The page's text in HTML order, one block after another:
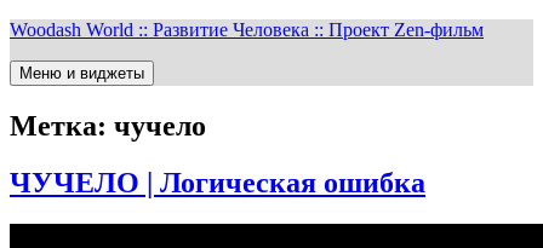
Перейти
содержимому
Woodash World :: Развитие Человека :: Проект Zen-фильм
Меню и виджеты
Метка: чучело
ЧУЧЕЛО | Логическая ошибка